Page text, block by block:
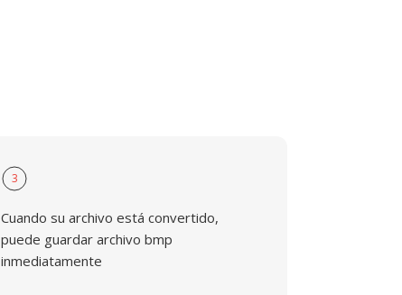
3
Cuando su archivo está convertido,
puede guardar archivo bmp
inmediatamente